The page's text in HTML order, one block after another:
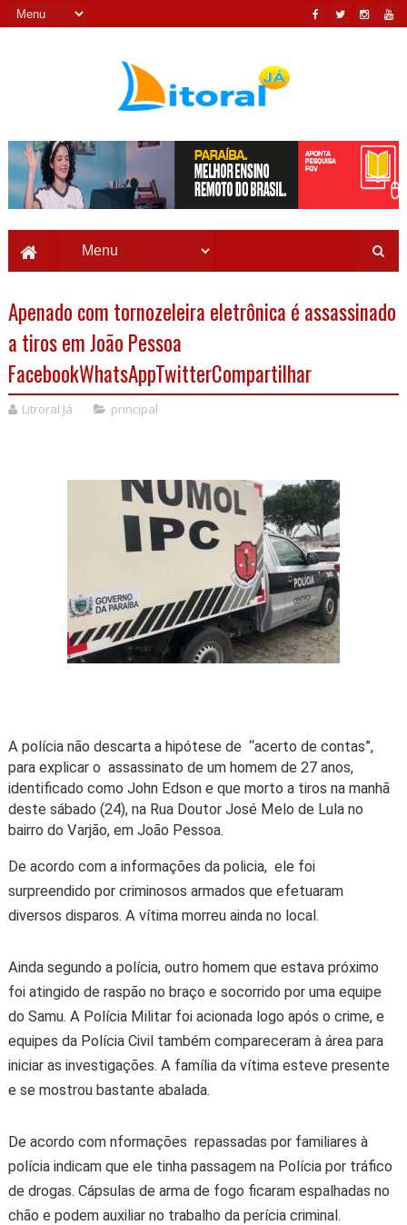
Apenado com tornozeleira eletrônica é assassinado
a tiros em João Pessoa
FacebookWhatsAppTwitterCompartilhar
Litroral Já principal
A polícia não descarta a hipótese de “acerto de contas”,
para explicar o assassinato de um homem de 27 anos,
identificado como John Edson e que morto a tiros na manhã
deste sábado (24), na Rua Doutor José Melo de Lula no
bairro do Varjão, em João Pessoa.
De acordo com a informações da policia, ele foi
surpreendido por criminosos armados que efetuaram
diversos disparos. A vítima morreu ainda no local.
Ainda segundo a polícia, outro homem que estava próximo
foi atingido de raspão no braço e socorrido por uma equipe
do Samu. A Polícia Militar foi acionada logo após o crime, e
equipes da Polícia Civil também compareceram à área para
iniciar as investigações. A família da vítima esteve presente
e se mostrou bastante abalada.
De acordo com nformações repassadas por familiares à
polícia indicam que ele tinha passagem na Polícia por tráfico
de drogas. Cápsulas de arma de fogo ficaram espalhadas no
chão e podem auxiliar no trabalho da perícia criminal.